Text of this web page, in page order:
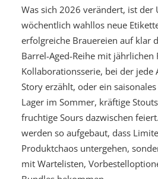
Was sich 2026 verändert, ist der
wöchentlich wahllos neue
erfolgreiche Brauereien auf klar
Barrel-Aged-Reihe mit jährlichen
Kollaborationsserie, bei der jede
Story erzählt, oder ein
Lager im Sommer, kräftige
fruchtige Sours dazwischen
werden so aufgebaut, dass
Produktchaos untergehen,
mit Wartelisten,